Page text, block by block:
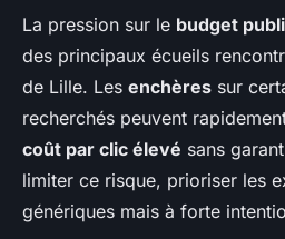
La pression sur le budget
des principaux écueils
de Lille. Les enchères sur
recherchés peuvent
coût par clic élevé sans
limiter ce risque, prioriser les
génériques mais à forte